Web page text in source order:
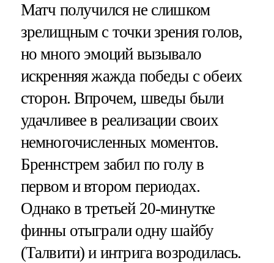
Матч получился не слишком
зрелищным с точки зрения голов,
но много эмоций вызывало
искренняя жажда победы с обеих
сторон. Впрочем, шведы были
удачливее в реализации своих
немногочисленных моментов.
Бреннстрем забил по голу в
первом и втором периодах.
Однако в третьей 20-минутке
финны отыграли одну шайбу
(Талвити) и интрига возродилась.